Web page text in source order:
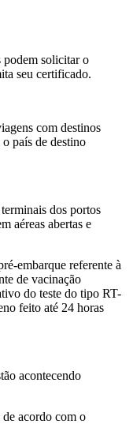
podem solicitar o
seu certificado.
com destinos
país de destino
dos portos
aéreas abertas e
embarque referente à
de vacinação
do teste do tipo RT-
feito até 24 horas
acontecendo
de acordo com o